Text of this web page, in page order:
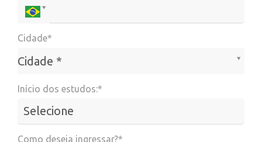
Cidade*
Cidade *
Cidade*
Início dos estudos:*
Como deseja ingressar?*